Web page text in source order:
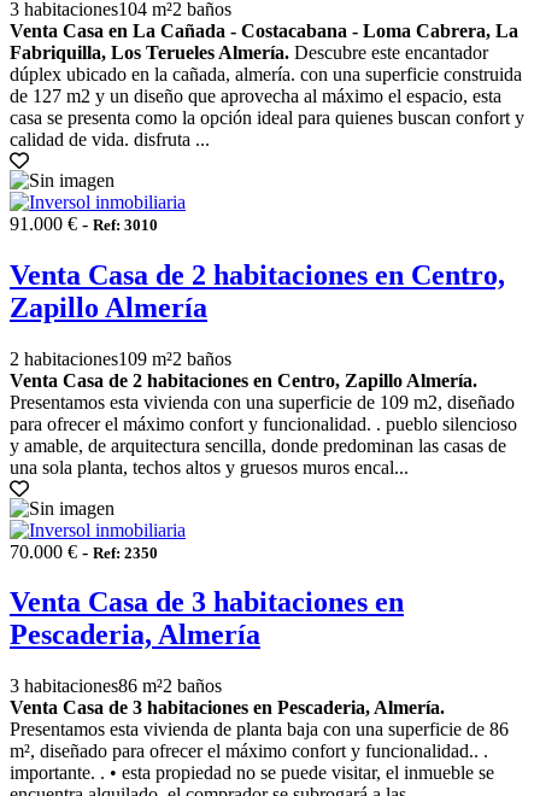
3 habitaciones104 m²2 baños
Venta Casa en La Cañada - Costacabana - Loma Cabrera, La
Fabriquilla, Los Terueles Almería. Descubre este encantador
dúplex ubicado en la cañada, almería. con una superficie construida
de 127 m2 y un diseño que aprovecha al máximo el espacio, esta
casa se presenta como la opción ideal para quienes buscan confort y
calidad de vida. disfruta ...
91.000 € - Ref: 3010
Venta Casa de 2 habitaciones en Centro,
Zapillo Almería
2 habitaciones109 m²2 baños
Venta Casa de 2 habitaciones en Centro, Zapillo Almería.
Presentamos esta vivienda con una superficie de 109 m2, diseñado
para ofrecer el máximo confort y funcionalidad. . pueblo silencioso
y amable, de arquitectura sencilla, donde predominan las casas de
una sola planta, techos altos y gruesos muros encal...
70.000 € - Ref: 2350
Venta Casa de 3 habitaciones en
Pescaderia, Almería
3 habitaciones86 m²2 baños
Venta Casa de 3 habitaciones en Pescaderia, Almería.
Presentamos esta vivienda de planta baja con una superficie de 86
m², diseñado para ofrecer el máximo confort y funcionalidad.. .
importante. . • esta propiedad no se puede visitar, el inmueble se